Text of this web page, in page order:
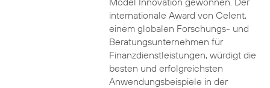
internationale Award von Celent,
einem globalen Forschungs- und
Beratungsunternehmen für
Finanzdienstleistungen, würdigt die
besten und erfolgreichsten
Anwendungsbeispiele in der